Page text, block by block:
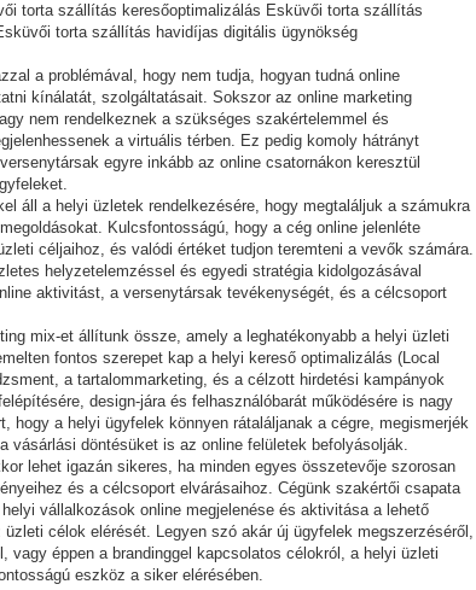
torta szállítás keresőoptimalizálás Esküvői torta szállítás
torta szállítás havidíjas digitális ügynökség
a problémával, hogy nem tudja, hogyan tudná online
kínálatát, szolgáltatásait. Sokszor az online marketing
nem rendelkeznek a szükséges szakértelemmel és
a virtuális térben. Ez pedig komoly hátrányt
egyre inkább az online csatornákon keresztül
áll a helyi üzletek rendelkezésére, hogy megtaláljuk a számukra
Kulcsfontosságú, hogy a cég online jelenléte
céljaihoz, és valódi értéket tudjon teremteni a vevők számára.
helyzetelemzéssel és egyedi stratégia kidolgozásával
aktivitást, a versenytársak tevékenységét, és a célcsoport
mix-et állítunk össze, amely a leghatékonyabb a helyi üzleti
fontos szerepet kap a helyi kereső optimalizálás (Local
a tartalommarketing, és a célzott hirdetési kampányok
design-jára és felhasználóbarát működésére is nagy
hogy a helyi ügyfelek könnyen rátaláljanak a cégre, megismerjék
vásárlási döntésüket is az online felületek befolyásolják.
lehet igazán sikeres, ha minden egyes összetevője szorosan
és a célcsoport elvárásaihoz. Cégünk szakértői csapata
vállalkozások online megjelenése és aktivitása a lehető
üzleti célok elérését. Legyen szó akár új ügyfelek megszerzéséről,
vagy éppen a brandinggel kapcsolatos célokról, a helyi üzleti
eszköz a siker elérésében.